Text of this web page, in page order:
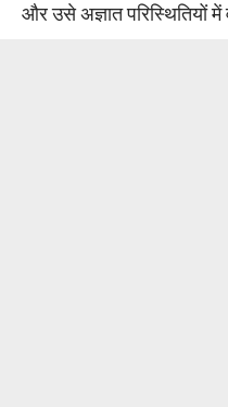
और उसे अज्ञात परिस्थितियों में